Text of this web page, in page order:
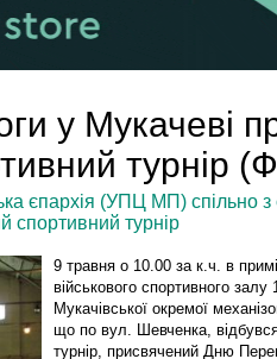
у Мукачеві
турнір
єпархія (УПЦ МП) спільно з
спортивний турнір
9 травня о 10.00 за к.ч. в
військового спортивного залу
Мукачівської окремої
що по вул. Шевченка,
турнір, присвячений Дню